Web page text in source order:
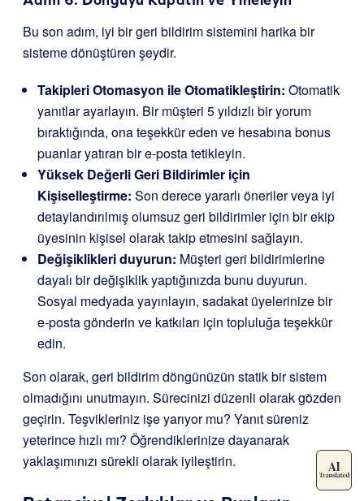
Bu son adım, iyi bir geri bildirim sistemini harika bir
sisteme dönüştüren şeydir.
Takipleri Otomasyon ile Otomatikleştirin: Otomatik
yanıtlar ayarlayın. Bir müşteri 5 yıldızlı bir yorum
bıraktığında, ona teşekkür eden ve hesabına bonus
puanlar yatıran bir e-posta tetikleyin.
Yüksek Değerli Geri Bildirimler için
Kişiselleştirme: Son derece yararlı öneriler veya iyi
detaylandırılmış olumsuz geri bildirimler için bir ekip
üyesinin kişisel olarak takip etmesini sağlayın.
Değişiklikleri duyurun: Müşteri geri bildirimlerine
dayalı bir değişiklik yaptığınızda bunu duyurun.
Sosyal medyada yayınlayın, sadakat üyelerinize bir
e-posta gönderin ve katkıları için topluluğa teşekkür
edin.
Son olarak, geri bildirim döngünüzün statik bir sistem
olmadığını unutmayın. Sürecinizi düzenli olarak gözden
geçirin. Teşvikleriniz işe yarıyor mu? Yanıt süreniz
yeterince hızlı mı? Öğrendiklerinize dayanarak
yaklaşımınızı sürekli olarak iyileştirin.